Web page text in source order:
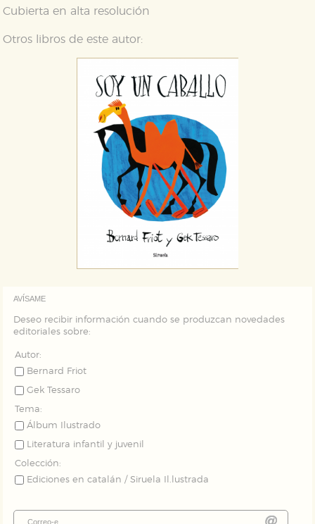
Cubierta en alta resolución
Otros libros de este autor:
AVÍSAME
Deseo recibir información cuando se produzcan novedades
editoriales sobre:
Autor:
Bernard Friot
Gek Tessaro
Tema:
Álbum Ilustrado
Literatura infantil y juvenil
Colección:
Ediciones en catalán / Siruela Il.lustrada
nuestro sistema. Es posible hacerlo desde el
correctamente.
Cookies de rendimiento y analíticas
Estas cookies se utilizan para mejorar su experiencia
de navegación y optimizar el funcionamiento de
nuestro sitio web. Almacenan configuraciones de
servicios para que no tenga que reconfigurarlos cada
vez que nos visita. La información es agregada y, por lo
tanto, es anónima.
Cookies de publicidad y redes sociales
Estas cookies son gestionadas por nuestros socios
publicitarios y se utilizan para mostrar publicidad
relevante para sus intereses en otros sitios. No
almacenan directamente información personal sino
que se basan en la identificación única de su
navegador y dispositivo de internet.
GUARDAR CONFIGURACIÓN